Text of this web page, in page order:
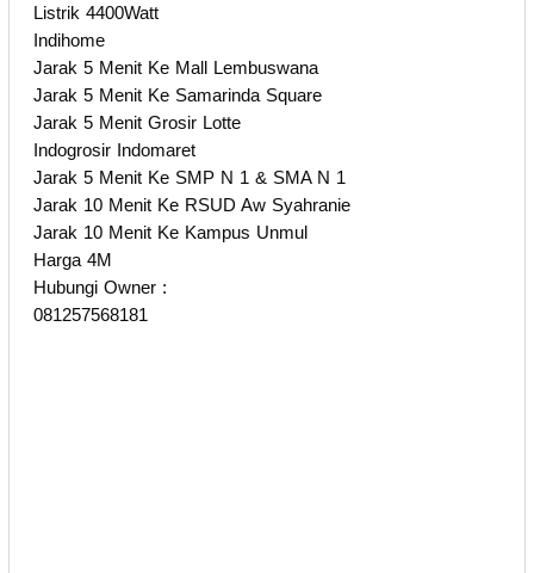
Listrik 4400Watt
Indihome
Jarak 5 Menit Ke Mall Lembuswana
Jarak 5 Menit Ke Samarinda Square
Jarak 5 Menit Grosir Lotte
Indogrosir Indomaret
Jarak 5 Menit Ke SMP N 1 & SMA N 1
Jarak 10 Menit Ke RSUD Aw Syahranie
Jarak 10 Menit Ke Kampus Unmul
Harga 4M
Hubungi Owner :
081257568181